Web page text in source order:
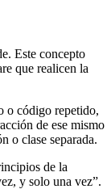
Este concepto
que realicen la
o código repetido,
de ese mismo
o clase separada.
de la
y solo una vez”.